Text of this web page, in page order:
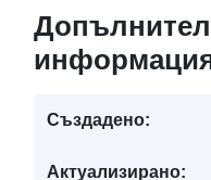
Създадено:
Актуализирано: